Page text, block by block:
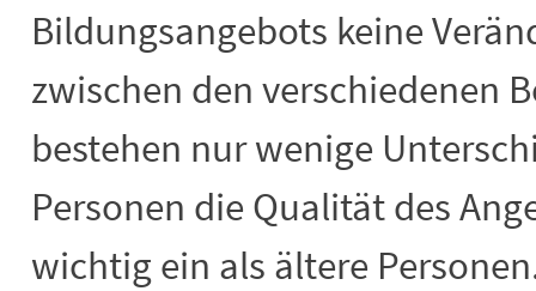
Bildungsangebots keine
zwischen den verschiedenen
bestehen nur wenige
Personen die Qualität des
wichtig ein als ältere